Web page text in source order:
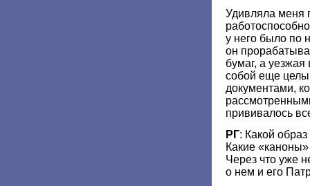
Удивляла меня
у него было по
он
бумаг, а
собой еще
документами,
прививалось
РГ: Какой
Какие
Через что уже
о нем и его